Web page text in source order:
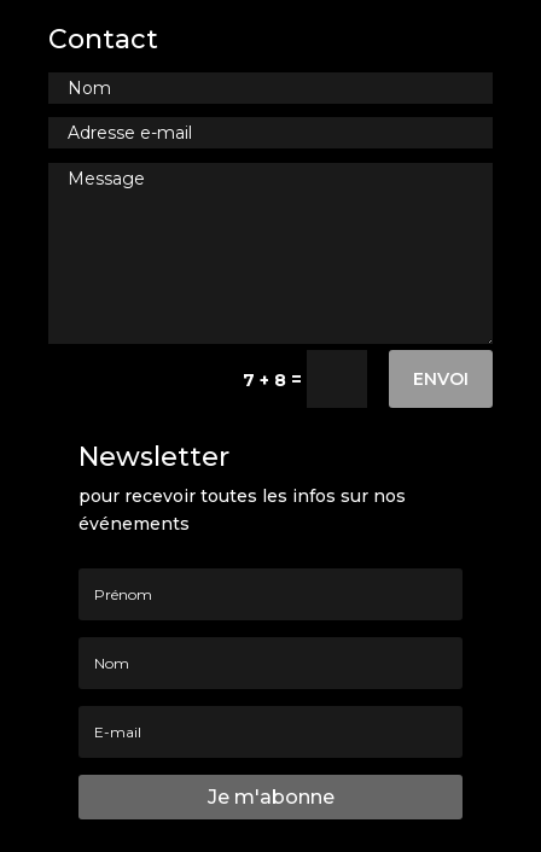
Contact
7 + 8 = ENVOI
Newsletter
pour recevoir toutes les infos sur nos
événements
Je m'abonne